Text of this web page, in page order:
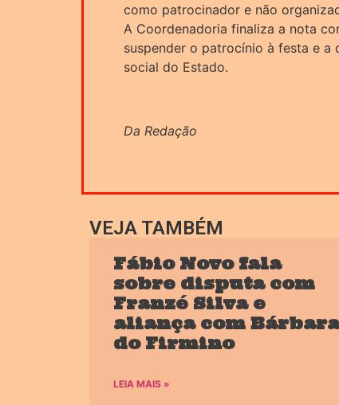
como patrocinador e não
A Coordenadoria finaliza a nota
suspender o patrocínio à festa e a
social do Estado.
Da Redação
VEJA TAMBÉM
Fábio Novo fala
sobre disputa com
Franzé Silva e
aliança com Bárbara
do Firmino
LEIA MAIS »